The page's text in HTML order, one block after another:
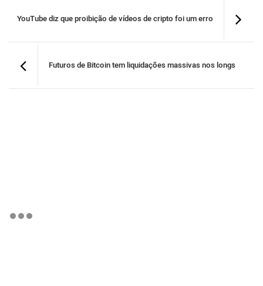
YouTube diz que proibição de vídeos de cripto foi um erro
Futuros de Bitcoin tem liquidações massivas nos longs